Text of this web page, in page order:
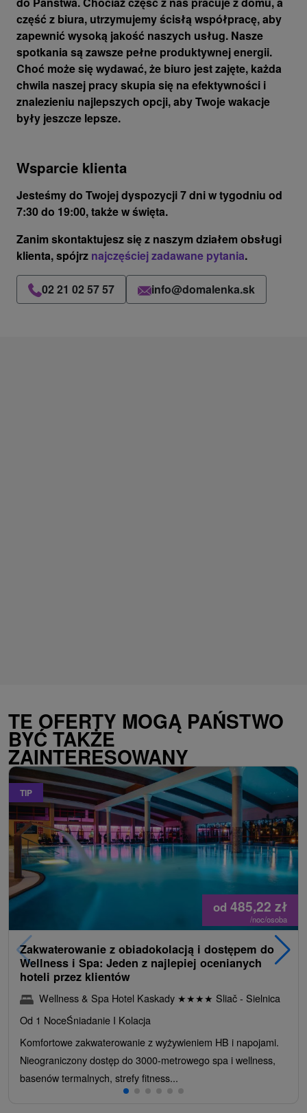
część z biura, utrzymujemy ścisłą współpracę, aby
zapewnić wysoką jakość naszych usług. Nasze
spotkania są zawsze pełne produktywnej energii.
Choć może się wydawać, że biuro jest zajęte, każda
chwila naszej pracy skupia się na efektywności i
znalezieniu najlepszych opcji, aby Twoje wakacje
były jeszcze lepsze.
Wsparcie klienta
Jesteśmy do Twojej dyspozycji7 dni w tygodniu od
7:30 do 19:00, także w święta.
Zanim skontaktujesz się z naszym działem obsługi
klienta, spójrz najczęściej zadawane pytania.
02 21 02 57 57 info@domalenka.sk
TE OFERTY MOGĄ PAŃSTWO
BYĆ TAKŻE
ZAINTERESOWANY
TIP
od 485,22 zł
/noc/osoba
Zakwaterowanie z obiadokolacją i dostępem do
Wellness i Spa: Jeden z najlepiej ocenianych
hoteli przez klientów
Wellness & Spa Hotel Kaskady ★★★★ Sliač - Sielnica
Od 1 NoceŚniadanie I Kolacja
Komfortowe zakwaterowanie z wyżywieniem HB i napojami.
Nieograniczony dostęp do 3000-metrowego spa i wellness,
basenów termalnych, strefy fitness...